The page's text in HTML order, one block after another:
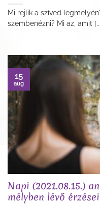
Mi rejlik a szíved
szembenézni? Mi az, amit
Napi (2021.08.15.)
mélyben lévő
15
aug